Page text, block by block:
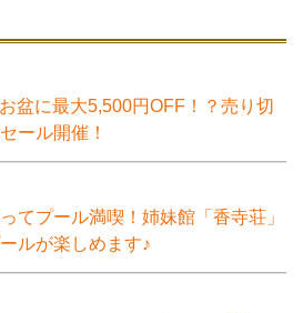
盆に最大5,500円OFF！？売り切
ール開催！
てプール満喫！姉妹館「香寺荘」
ルが楽しめます♪